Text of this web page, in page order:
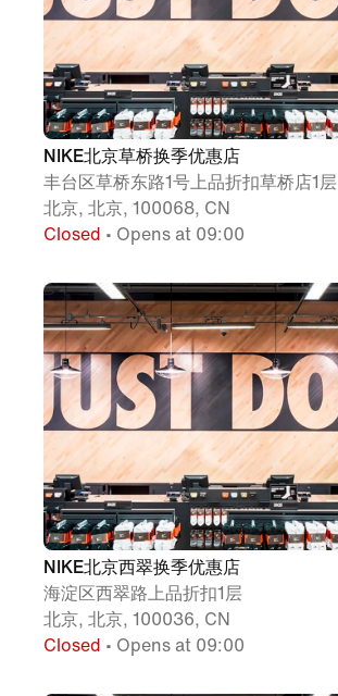
NIKE北京草桥换季优惠店
丰台区草桥东路1号上品折扣草桥店1层
北京, 北京, 100068, CN
Closed • Opens at 09:00
NIKE北京西翠换季优惠店
海淀区西翠路上品折扣1层
北京, 北京, 100036, CN
Closed • Opens at 09:00